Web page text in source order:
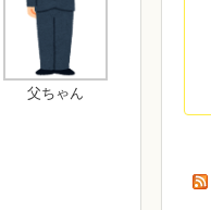
父ちゃん